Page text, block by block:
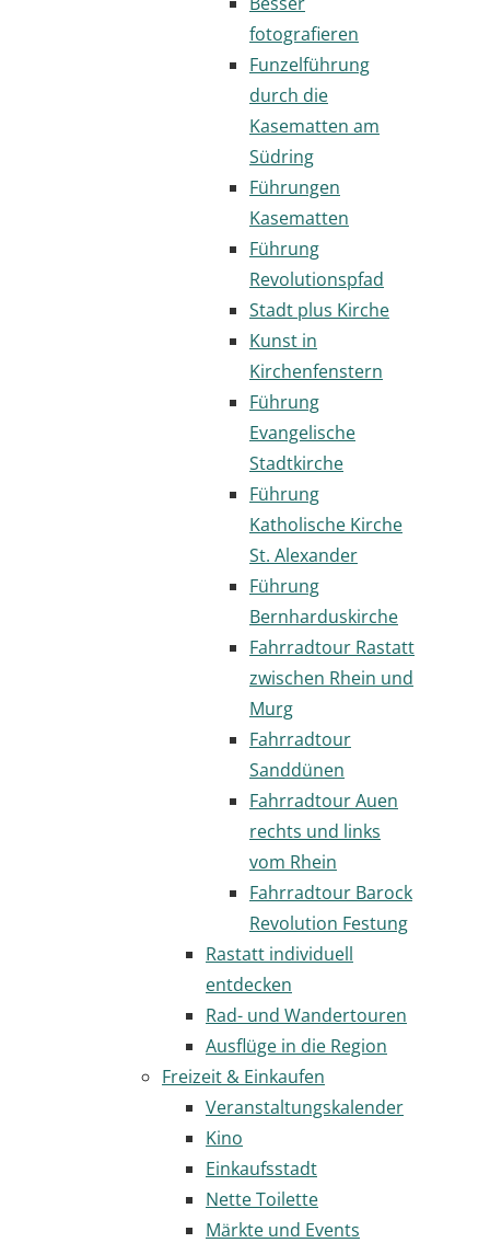
fotografieren
Funzelführung
durch die
Kasematten am
Südring
Führungen
Kasematten
Führung
Revolutionspfad
Stadt plus Kirche
Kunst in
Kirchenfenstern
Führung
Evangelische
Stadtkirche
Führung
Katholische Kirche
St. Alexander
Führung
Bernharduskirche
Fahrradtour Rastatt
zwischen Rhein und
Murg
Fahrradtour
Sanddünen
Fahrradtour Auen
rechts und links
vom Rhein
Fahrradtour Barock
Revolution Festung
Rastatt individuell
entdecken
Rad- und Wandertouren
Ausflüge in die Region
Freizeit & Einkaufen
Veranstaltungskalender
Kino
Einkaufsstadt
Nette Toilette
Märkte und Events